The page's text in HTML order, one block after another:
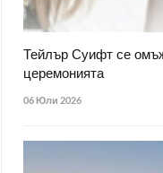
Тейлър Суифт се
церемонията
06 Юли 2026